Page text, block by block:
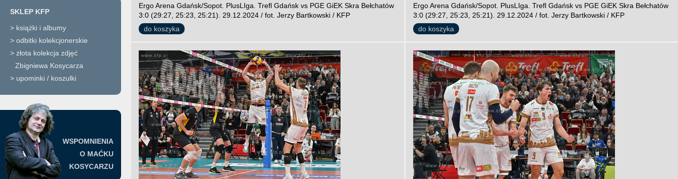
SKLEP KFP
> książki i albumy
> odbitki kolekcjonerskie
> złota kolekcja zdjęć
Zbigniewa Kosycarza
> upominki / koszulki
WSPOMNIENIA
O MAĆKU
KOSYCARZU
Ergo Arena Gdańsk/Sopot. PlusLIga. Trefl Gdańsk vs PGE GiEK Skra Bełchatów
3:0 (29:27, 25:23, 25:21). 29.12.2024 / fot. Jerzy Bartkowski / KFP
do koszyka
Ergo Arena Gdańsk/Sopot. PlusLIga. Trefl Gdańsk vs PGE GiEK Skra Bełchatów
3:0 (29:27, 25:23, 25:21). 29.12.2024 / fot. Jerzy Bartkowski / KFP
do koszyka